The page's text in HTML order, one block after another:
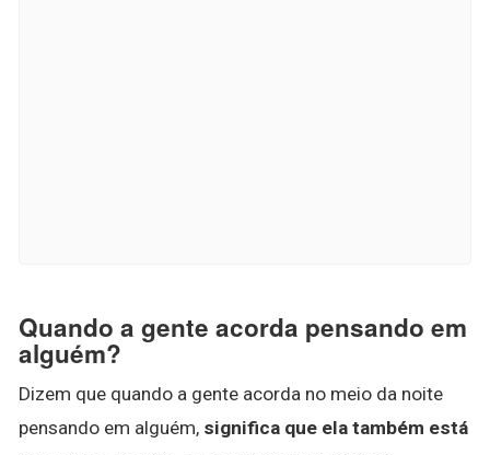
Quando a gente acorda pensando em
alguém?
Dizem que quando a gente acorda no meio da noite
pensando em alguém, significa que ela também está